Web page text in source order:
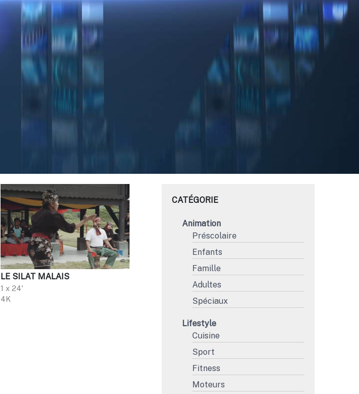
LE SILAT MALAIS
1 x 24'
4K
CATÉGORIE
Animation
Préscolaire
Enfants
Famille
Adultes
Spéciaux
Lifestyle
Cuisine
Sport
Fitness
Moteurs